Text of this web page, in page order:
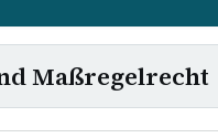
Maßregelrecht